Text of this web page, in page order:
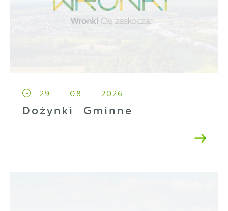
29 - 08 - 2026
Dożynki Gminne